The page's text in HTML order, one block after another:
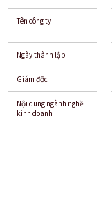
Tên công ty
Ngày thành lập
Giám đốc
Nội dung ngành nghề
kinh doanh